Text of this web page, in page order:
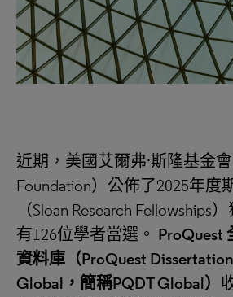
近期，美國艾爾弗·斯隆基金會
Foundation）公佈了2025年度
（Sloan Research Fellowships
有126位學者當選。 ProQuest
資料庫（ProQuest
Global，簡稱PQDT Global）